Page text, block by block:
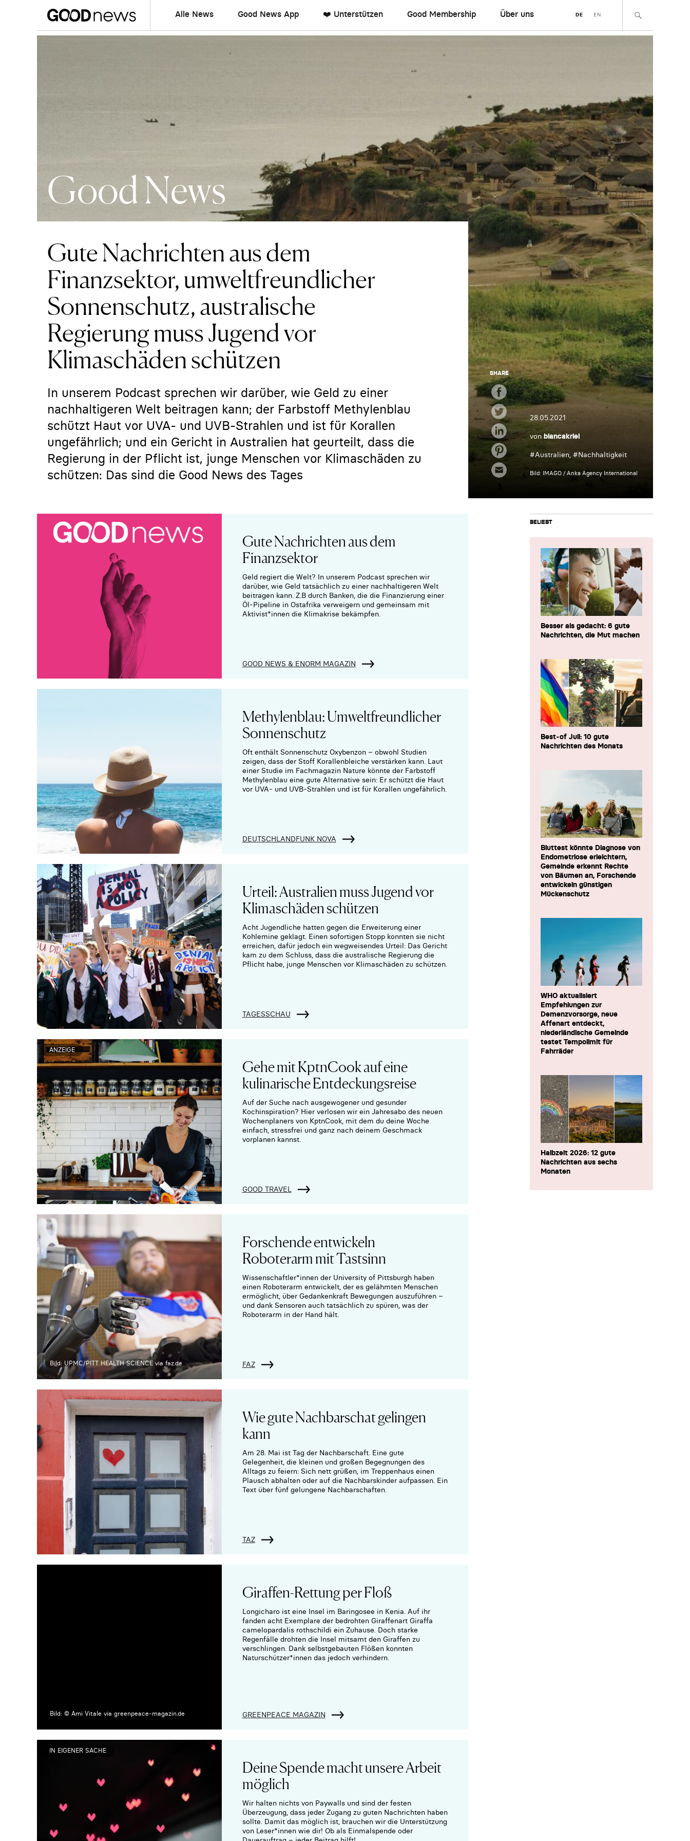
Alle News Good News App ❤️ Unterstützen Good Membership Über uns DE EN
Good News
Gute Nachrichten aus dem
Finanzsektor, umweltfreundlicher
Sonnenschutz, australische
Regierung muss Jugend vor
Klimaschäden schützen
In unserem Podcast sprechen wir darüber, wie Geld zu einer
nachhaltigeren Welt beitragen kann; der Farbstoff Methylenblau
schützt Haut vor UVA- und UVB-Strahlen und ist für Korallen
ungefährlich; und ein Gericht in Australien hat geurteilt, dass die
Regierung in der Pflicht ist, junge Menschen vor Klimaschäden zu
schützen: Das sind die Good News des Tages
SHARE
28.05.2021
vonbiancakriel
#Australien, #Nachhaltigkeit
Bild: IMAGO / Anka Agency International
Gute Nachrichten aus dem
Finanzsektor
Geld regiert die Welt? In unserem Podcast sprechen wir
darüber, wie Geld tatsächlich zu einer nachhaltigeren Welt
beitragen kann. Z.B durch Banken, die die Finanzierung einer
Öl-Pipeline in Ostafrika verweigern und gemeinsam mit
Aktivist*innen die Klimakrise bekämpfen.
GOOD NEWS & ENORM MAGAZIN
Methylenblau: Umweltfreundlicher
Sonnenschutz
Oft enthält Sonnenschutz Oxybenzon – obwohl Studien
zeigen, dass der Stoff Korallenbleiche verstärken kann. Laut
einer Studie im Fachmagazin Nature könnte der Farbstoff
Methylenblau eine gute Alternative sein: Er schützt die Haut
vor UVA- und UVB-Strahlen und ist für Korallen ungefährlich.
DEUTSCHLANDFUNK NOVA
Urteil: Australien muss Jugend vor
Klimaschäden schützen
Acht Jugendliche hatten gegen die Erweiterung einer
Kohlemine geklagt. Einen sofortigen Stopp konnten sie nicht
erreichen, dafür jedoch ein wegweisendes Urteil: Das Gericht
kam zu dem Schluss, dass die australische Regierung die
Pflicht habe, junge Menschen vor Klimaschäden zu schützen.
TAGESSCHAU
ANZEIGE
Gehe mit KptnCook auf eine
kulinarische Entdeckungsreise
Auf der Suche nach ausgewogener und gesunder
Kochinspiration? Hier verlosen wir ein Jahresabo des neuen
Wochenplaners von KptnCook, mit dem du deine Woche
einfach, stressfrei und ganz nach deinem Geschmack
vorplanen kannst.
GOOD TRAVEL
Bild: UPMC/PITT HEALTH SCIENCE via faz.de
Forschende entwickeln
Roboterarm mit Tastsinn
Wissenschaftler*innen der University of Pittsburgh haben
einen Roboterarm entwickelt, der es gelähmten Menschen
ermöglicht, über Gedankenkraft Bewegungen auszuführen –
und dank Sensoren auch tatsächlich zu spüren, was der
Roboterarm in der Hand hält.
FAZ
Wie gute Nachbarschat gelingen
kann
Am 28. Mai ist Tag der Nachbarschaft. Eine gute
Gelegenheit, die kleinen und großen Begegnungen des
Alltags zu feiern: Sich nett grüßen, im Treppenhaus einen
Plausch abhalten oder auf die Nachbarskinder aufpassen. Ein
Text über fünf gelungene Nachbarschaften.
TAZ
Bild: © Ami Vitale via greenpeace-magazin.de
Giraffen-Rettung per Floß
Longicharo ist eine Insel im Baringosee in Kenia. Auf ihr
fanden acht Exemplare der bedrohten Giraffenart Giraffa
camelopardalis rothschildi ein Zuhause. Doch starke
Regenfälle drohten die Insel mitsamt den Giraffen zu
verschlingen. Dank selbstgebauten Flößen konnten
Naturschützer*innen das jedoch verhindern.
GREENPEACE MAGAZIN
IN EIGENER SACHE
Deine Spende macht unsere Arbeit
möglich
Wir halten nichts von Paywalls und sind der festen
Überzeugung, dass jeder Zugang zu guten Nachrichten haben
sollte. Damit das möglich ist, brauchen wir die Unterstützung
von Leser*innen wie dir! Ob als Einmalspende oder
BELIEBT
Besser als gedacht: 6 gute
Nachrichten, die Mut machen
Best-of Juli: 10 gute
Nachrichten des Monats
Bluttest könnte Diagnose von
Endometriose erleichtern,
Gemeinde erkennt Rechte
von Bäumen an, Forschende
entwickeln günstigen
Mückenschutz
WHO aktualisiert
Empfehlungen zur
Demenzvorsorge, neue
Affenart entdeckt,
niederländische Gemeinde
testet Tempolimit für
Fahrräder
Halbzeit 2026: 12 gute
Nachrichten aus sechs
Monaten